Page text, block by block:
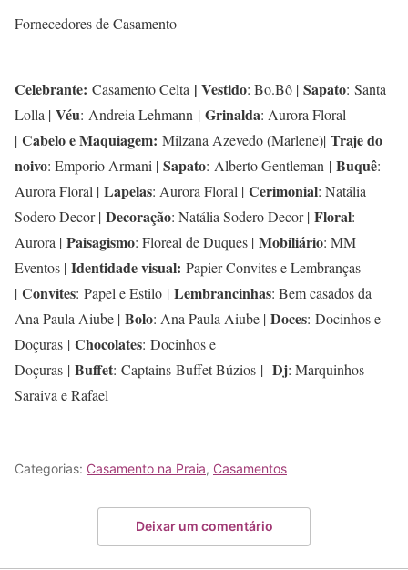
Fornecedores de Casamento
Celebrante: Casamento Celta | Vestido: Bo.Bô | Sapato: Santa
Lolla | Véu: Andreia Lehmann | Grinalda: Aurora Floral
| Cabelo e Maquiagem: Milzana Azevedo (Marlene)| Traje do
noivo: Emporio Armani | Sapato: Alberto Gentleman | Buquê:
Aurora Floral | Lapelas: Aurora Floral | Cerimonial: Natália
Sodero Decor | Decoração: Natália Sodero Decor | Floral:
Aurora | Paisagismo: Floreal de Duques | Mobiliário: MM
Eventos | Identidade visual: Papier Convites e Lembranças
| Convites: Papel e Estilo | Lembrancinhas: Bem casados da
Ana Paula Aiube | Bolo: Ana Paula Aiube | Doces: Docinhos e
Doçuras | Chocolates: Docinhos e
Doçuras | Buffet: Captains Buffet Búzios | Dj: Marquinhos
Saraiva e Rafael
Categorias: Casamento na Praia, Casamentos
Deixar um comentário